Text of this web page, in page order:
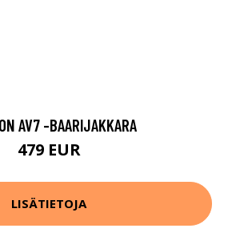
AV7 -BAARIJAKKARA
479 EUR
LISÄTIETOJA